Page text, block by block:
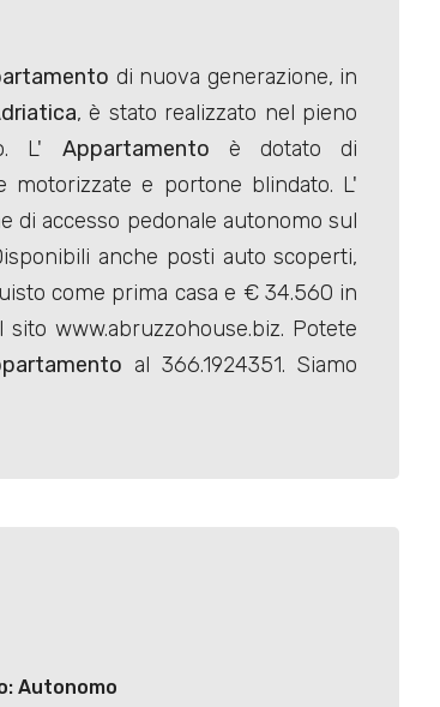
di nuova generazione, in
, è stato realizzato nel pieno
L' Appartamento è dotato di
motorizzate e portone blindato. L'
di accesso pedonale autonomo sul
anche posti auto scoperti,
come prima casa e € 34.560 in
www.abruzzohouse.biz. Potete
al 366.1924351. Siamo
Autonomo